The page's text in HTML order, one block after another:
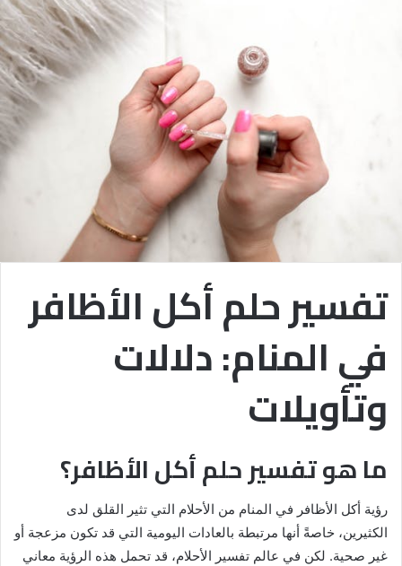
تفسير حلم أكل الأظافر
في المنام: دلالات
وتأويلات
ما هو تفسير حلم أكل الأظافر؟
رؤية أكل الأظافر في المنام من الأحلام التي تثير القلق لدى
الكثيرين، خاصةً أنها مرتبطة بالعادات اليومية التي قد تكون مزعجة أو
غير صحية. لكن في عالم تفسير الأحلام، قد تحمل هذه الرؤية معاني